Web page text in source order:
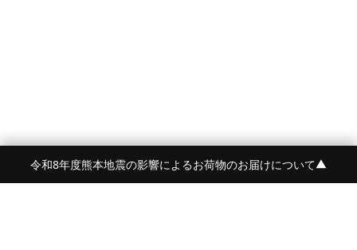
令和8年度熊本地震の影響によるお荷物のお届けについて▼